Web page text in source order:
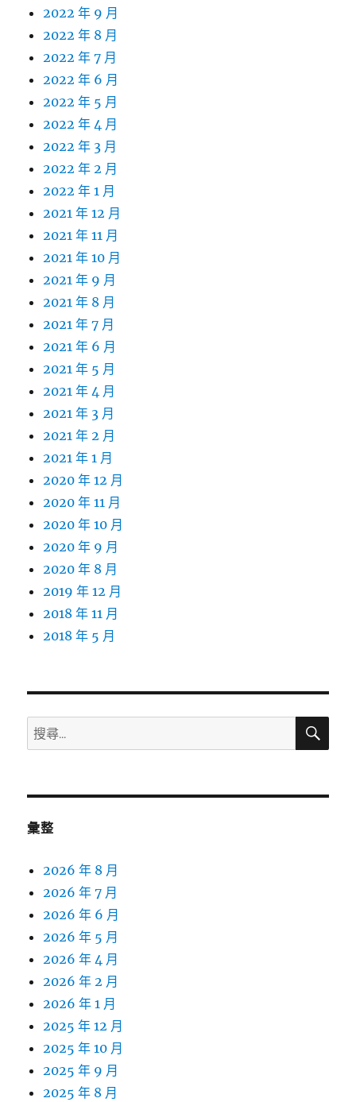
2022 年 9 月
2022 年 8 月
2022 年 7 月
2022 年 6 月
2022 年 5 月
2022 年 4 月
2022 年 3 月
2022 年 2 月
2022 年 1 月
2021 年 12 月
2021 年 11 月
2021 年 10 月
2021 年 9 月
2021 年 8 月
2021 年 7 月
2021 年 6 月
2021 年 5 月
2021 年 4 月
2021 年 3 月
2021 年 2 月
2021 年 1 月
2020 年 12 月
2020 年 11 月
2020 年 10 月
2020 年 9 月
2020 年 8 月
2019 年 12 月
2018 年 11 月
2018 年 5 月
搜
尋
鍵
搜
彙整
2026 年 8 月
2026 年 7 月
2026 年 6 月
2026 年 5 月
2026 年 4 月
2026 年 2 月
2026 年 1 月
2025 年 12 月
2025 年 10 月
2025 年 9 月
2025 年 8 月